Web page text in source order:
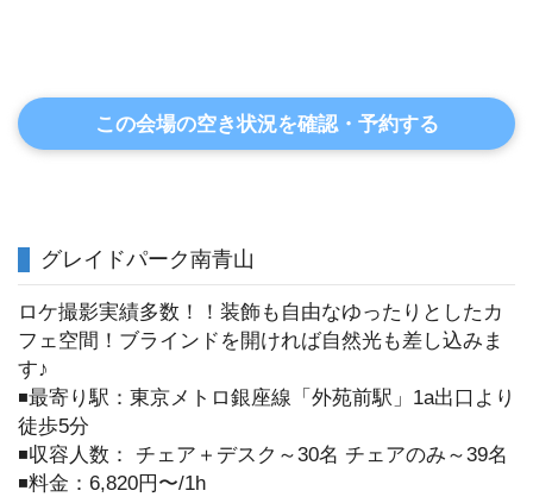
この会場の空き状況を確認・予約する
グレイドパーク南青山
ロケ撮影実績多数！！装飾も自由なゆったりとしたカ
フェ空間！ブラインドを開ければ自然光も差し込みま
す♪
◾️最寄り駅：東京メトロ銀座線「外苑前駅」1a出口より
徒歩5分
◾️収容人数： チェア＋デスク～30名 チェアのみ～39名
◾️料金：6,820円〜/1h